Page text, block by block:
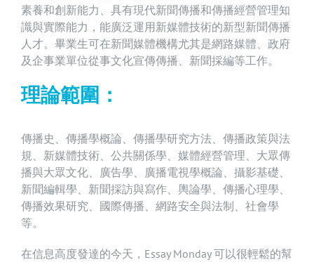
素養和創新能力、具有現代新聞傳播和傳播經營管理知
識與實際能力，能廣泛運用新媒體技術的新型新聞傳播
人才。畢業生可在新聞媒體機構尤其是網路媒體、政府
及企事業單位從事文化宣傳傳播、新聞採編等工作。
理論範圍：
傳播史、傳播學概論、傳播學研究方法、傳播政策與法
規、新媒體技術、公共關係學、媒體經營管理、大眾傳
播與大眾文化、廣告學、廣播電視學概論、攝影基礎、
新聞編輯學、新聞採訪與寫作、輿論學、傳播心理學、
傳播效果研究、國際傳播、網路安全與法制、社會學
等。
在信息高度發達的今天，Essay Monday 可以很輕鬆的幫